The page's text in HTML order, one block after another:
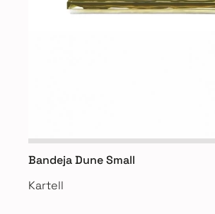
Bandeja Dune Small
Kartell